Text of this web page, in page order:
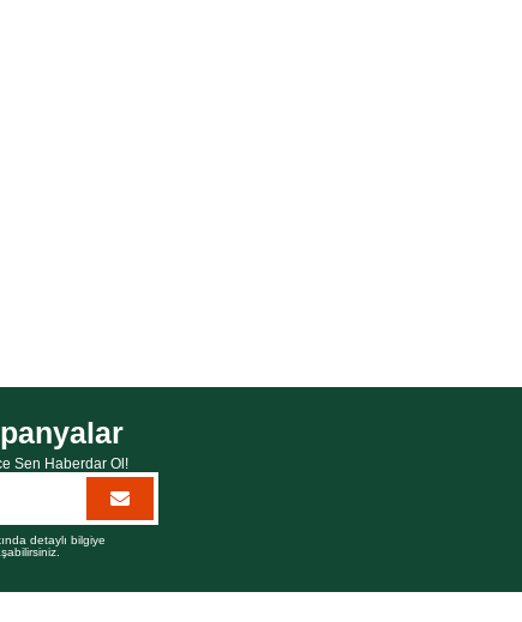
Sen Haberdar Ol!
detaylı bilgiye